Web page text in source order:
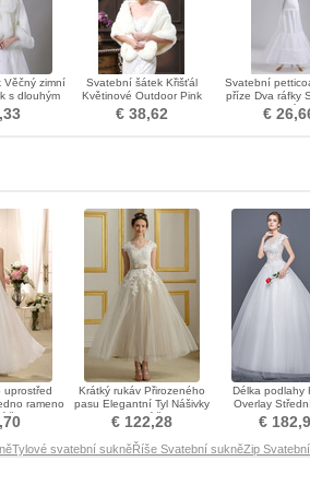
Věčný zimní
s dlouhým
Svatební šátek Křišťál
Květinové Outdoor Pink
Chic Zima
€ 38,62
Svatební
příze Dva ráfky
obvodový
€
uprostřed
rameno
šaty
Krátký rukáv Přirozeného
pasu Elegantní Tyl Nášivky
Svatební šaty
€ 122,28
Délka podlahy
Overlay
Bateau
€
Tylové svatební sukněŘíše Svatební sukněZip